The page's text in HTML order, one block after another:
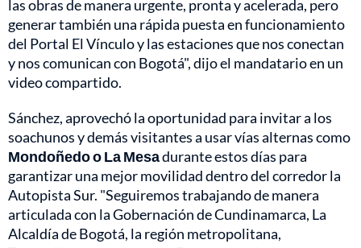
las obras de manera urgente, pronta y acelerada, pero
generar también una rápida puesta en funcionamiento
del Portal El Vínculo y las estaciones que nos conectan
y nos comunican con Bogotá", dijo el mandatario en un
video compartido.
Sánchez, aprovechó la oportunidad para invitar a los
soachunos y demás visitantes a usar vías alternas como
Mondoñedo o La Mesadurante estos días para
garantizar una mejor movilidad dentro del corredor la
Autopista Sur. "Seguiremos trabajando de manera
articulada con la Gobernación de Cundinamarca, La
Alcaldía de Bogotá, la región metropolitana,